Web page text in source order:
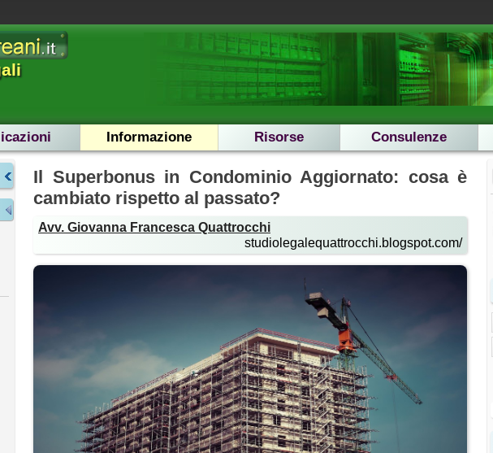
Informazione Risorse Consulenze
Il Superbonus in Condominio Aggiornato: cosa è
cambiato rispetto al passato?
Avv. Giovanna Francesca Quattrocchi
studiolegalequattrocchi.blogspot.com/